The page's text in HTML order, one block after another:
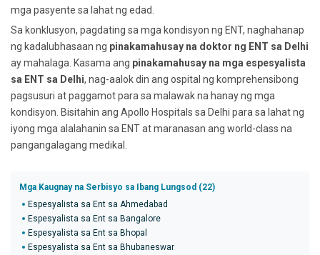
mga pasyente sa lahat ng edad.
Sa konklusyon, pagdating sa mga kondisyon ng ENT, naghahanap
ng kadalubhasaan ng pinakamahusay na doktor ng ENT sa Delhi
ay mahalaga. Kasama ang pinakamahusay na mga espesyalista
sa ENT sa Delhi, nag-aalok din ang ospital ng komprehensibong
pagsusuri at paggamot para sa malawak na hanay ng mga
kondisyon. Bisitahin ang Apollo Hospitals sa Delhi para sa lahat ng
iyong mga alalahanin sa ENT at maranasan ang world-class na
pangangalagang medikal.
Mga Kaugnay na Serbisyo sa Ibang Lungsod (22)
Espesyalista sa Ent sa Ahmedabad
Espesyalista sa Ent sa Bangalore
Espesyalista sa Ent sa Bhopal
Espesyalista sa Ent sa Bhubaneswar